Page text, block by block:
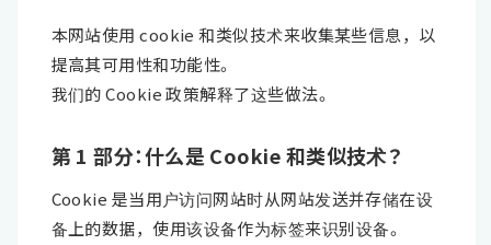
本网站使用 cookie 和类似技术来收集某些信息，以
提高其可用性和功能性。
我们的 Cookie 政策解释了这些做法。
第 1 部分：什么是 Cookie 和类似技术？
Cookie 是当用户访问网站时从网站发送并存储在设
备上的数据，使用该设备作为标签来识别设备。